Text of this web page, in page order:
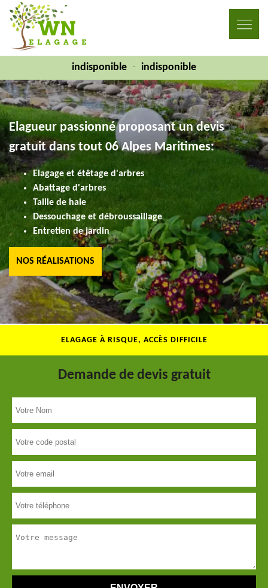
indisponible - indisponible
Elagueur passionné proposant un devis
gratuit dans tout 06 Alpes Maritimes:
Elagage et étêtage d'arbres
Abattage d'arbres
Taille de haie
Dessouchage et débroussaillage
Entretien de jardin
NOS RÉALISATIONS
ELAGAGE À RISQUE, ACCÈS DIFFICILE
Demande de devis gratuit